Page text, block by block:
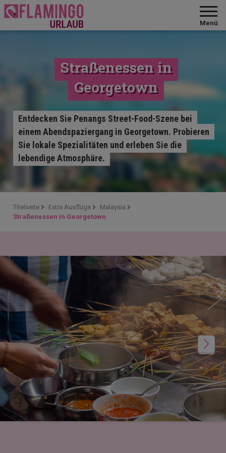
Menü
Straßenessen in
Georgetown
Entdecken Sie Penangs Street-Food-Szene bei
einem Abendspaziergang in Georgetown. Probieren
Sie lokale Spezialitäten und erleben Sie die
lebendige Atmosphäre.
Titelseite Extra Ausflüge
Malaysia
Straßenessen in Georgetown